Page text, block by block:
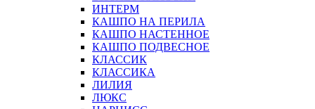
ИНТЕРМ
КАШПО НА ПЕРИЛА
КАШПО НАСТЕННОЕ
КАШПО ПОДВЕСНОЕ
КЛАССИК
КЛАССИКА
ЛИЛИЯ
ЛЮКС